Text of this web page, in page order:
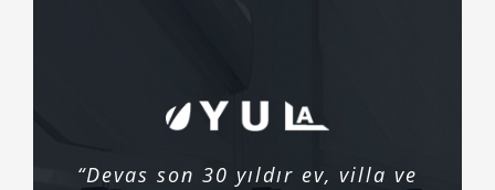
“Devas son 30 yıldır ev, villa ve